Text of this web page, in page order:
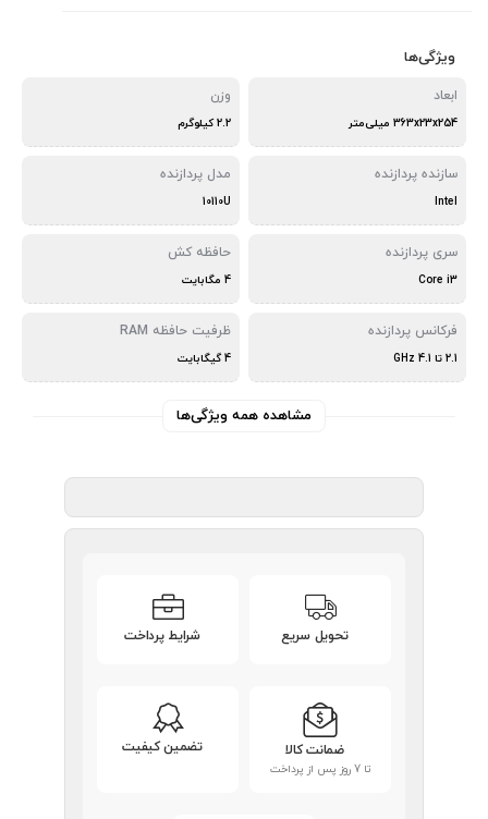
ویژگی‌ها
ابعاد
363x23x254 میلی‌متر
وزن
2.2 کیلوگرم
سازنده پردازنده
Intel
مدل پردازنده
10110U
سری پردازنده
Core i3
حافظه کش
4 مگابایت
فرکانس پردازنده
2.1 تا 4.1 GHz
ظرفیت حافظه RAM
4 گیگابایت
مشاهده همه ویژگی‌ها
تحویل سریع شرایط پرداخت
ضمانت کالا
تا 7 روز پس از پرداخت
تضمین کیفیت